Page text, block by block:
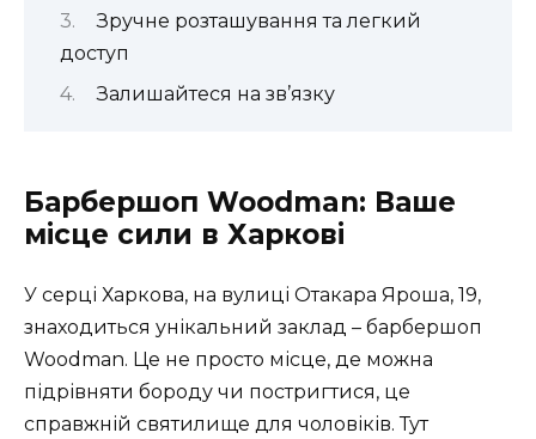
Зручне розташування та легкий
доступ
Залишайтеся на зв’язку
Барбершоп Woodman: Ваше
місце сили в Харкові
У серці Харкова, на вулиці Отакара Яроша, 19,
знаходиться унікальний заклад – барбершоп
Woodman. Це не просто місце, де можна
підрівняти бороду чи постригтися, це
справжній святилище для чоловіків. Тут